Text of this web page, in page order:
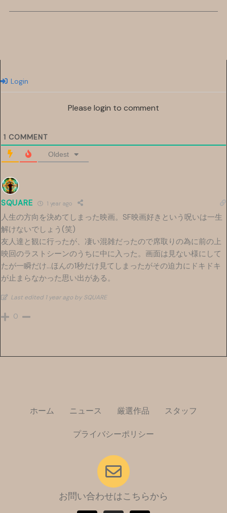
Login
Please login to comment
1 COMMENT
Oldest
SQUARE 1 year ago
人生の方向を決めてしまった映画。SF映画好きという呪いは一生
解けないでしょう(笑)
友人達と観に行ったが、凄い混雑だったので席取りの為に前の上
映回のラストシーンのうちに中に入った。画面は見ない様にして
たが一瞬だけ…ほんの1秒だけ見てしまったがその迫力にドキドキ
が止まらなかった思い出がある。
Last edited 1 year ago by SQUARE
0
ホーム ニュース 厳選作品 スタッフ
プライバシーポリシー
お問い合わせはこちらから
T I X